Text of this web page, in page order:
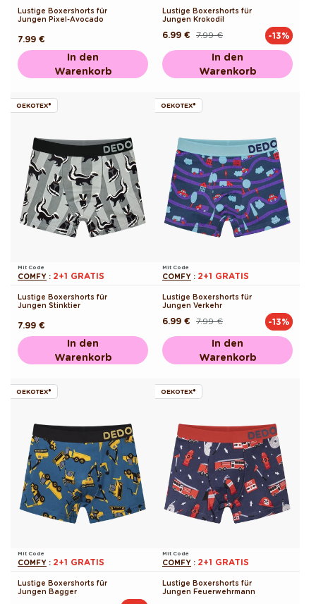
Lustige Boxershorts für
Jungen Pixel-Avocado
Normaler
Preis
7.99 €
In den
Warenkorb
Lustige Boxershorts für
Jungen Krokodil
Normaler7.99 €
Verkaufspreis
6.99 € -13%
In den
Warenkorb
OEKOTEX®
Mit Code
COMFY : 2+1 GRATIS
Lustige Boxershorts für
Jungen Stinktier
Normaler
Preis
7.99 €
In den
Warenkorb
OEKOTEX®
Mit Code
COMFY : 2+1 GRATIS
Lustige Boxershorts für
Jungen Verkehr
Normaler7.99 €
Verkaufspreis
6.99 € -13%
In den
Warenkorb
OEKOTEX®
Mit Code
COMFY : 2+1 GRATIS
Lustige Boxershorts für
Jungen Bagger
OEKOTEX®
Mit Code
COMFY : 2+1 GRATIS
Lustige Boxershorts für
Jungen Feuerwehrmann